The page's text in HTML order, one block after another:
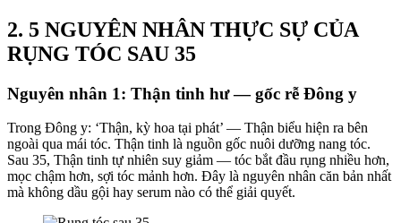
2. 5 NGUYÊN NHÂN THỰC SỰ CỦA
RỤNG TÓC SAU 35
Nguyên nhân 1: Thận tinh hư — gốc rễ Đông y
Trong Đông y: ‘Thận, kỳ hoa tại phát’ — Thận biểu hiện ra bên
ngoài qua mái tóc. Thận tinh là nguồn gốc nuôi dưỡng nang tóc.
Sau 35, Thận tinh tự nhiên suy giảm — tóc bắt đầu rụng nhiều hơn,
mọc chậm hơn, sợi tóc mảnh hơn. Đây là nguyên nhân căn bản nhất
mà không dầu gội hay serum nào có thể giải quyết.